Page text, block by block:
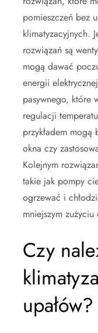
pomieszczeń bez
klimatyzacyjnych.
rozwiązań są
mogą dawać
energii
pasywnego, które
regulacji
przykładem
okna czy
Kolejnym
takie jak pompy
ogrzewać i
mniejszym
Czy
upałów?